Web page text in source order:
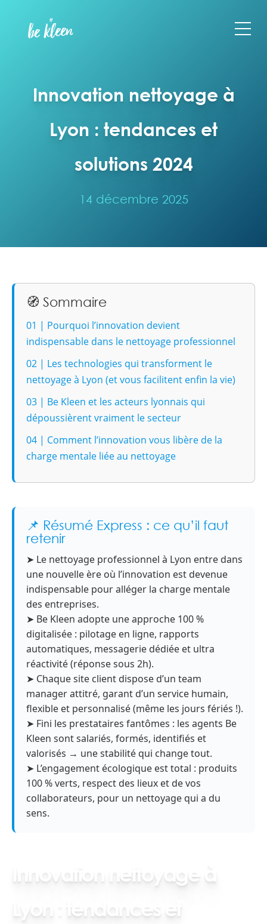
Innovation nettoyage à
Lyon : tendances et
solutions 2024
14 décembre 2025
🧭 Sommaire
01 | Pourquoi l’innovation devient
indispensable dans le nettoyage professionnel
02 | Les technologies qui transforment le
nettoyage à Lyon (et vous facilitent enfin la vie)
03 | Be Kleen et les acteurs lyonnais qui
dépoussièrent vraiment le secteur
04 | Comment l’innovation vous libère de la
charge mentale liée au nettoyage
📌 Résumé Express : ce qu’il faut
retenir
➤ Le nettoyage professionnel à Lyon entre dans
une nouvelle ère où l’innovation est devenue
indispensable pour alléger la charge mentale
des entreprises.
➤ Be Kleen adopte une approche 100 %
digitalisée : pilotage en ligne, rapports
automatiques, messagerie dédiée et ultra
réactivité (réponse sous 2h).
➤ Chaque site client dispose d’un team
manager attitré, garant d’un service humain,
flexible et personnalisé (même les jours fériés !).
➤ Fini les prestataires fantômes : les agents Be
Kleen sont salariés, formés, identifiés et
valorisés → une stabilité qui change tout.
➤ L’engagement écologique est total : produits
100 % verts, respect des lieux et de vos
collaborateurs, pour un nettoyage qui a du
sens.
Innovation nettoyage à
Lyon : tendances et